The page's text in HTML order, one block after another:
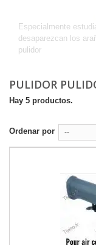
Pulidor
Especialmente
desaparezcan los
pulidor
PULIDOR
Hay 5 productos.
Ordenar por --